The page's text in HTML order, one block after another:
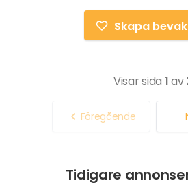
Skapa
Visar sida 1av
Föregående
Tidigare